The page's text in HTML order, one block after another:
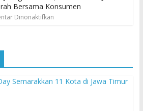
Bersama Konsumen
Dinonaktifkan